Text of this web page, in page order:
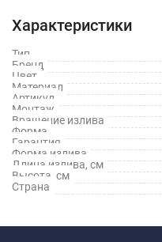
Характеристики
Тип
Бренд
Цвет
Материал
Артикул
Монтаж
Вращение излива
Форма
Гарантия
Форма излива
Длина излива, см
Высота, см
Страна